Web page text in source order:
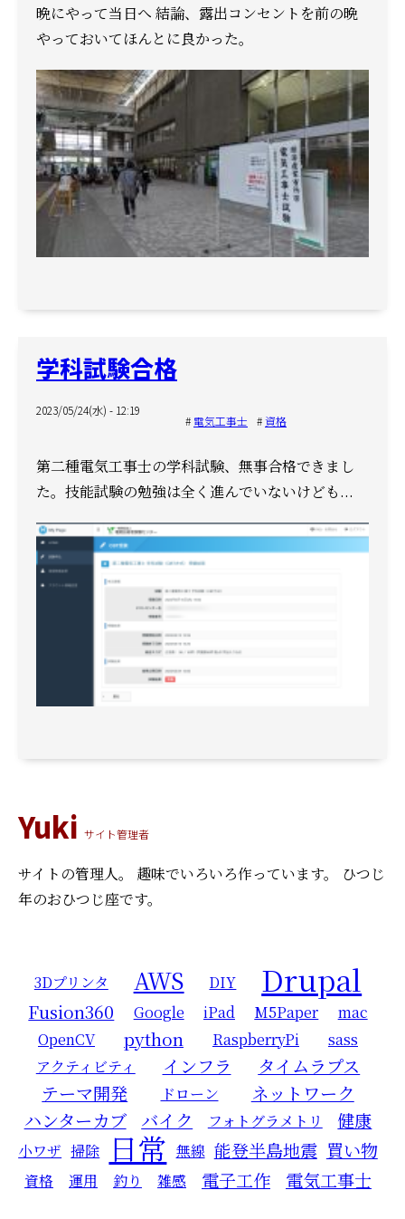
晩にやって当日へ 結論、露出コンセントを前の晩
やっておいてほんとに良かった。
学科試験合格
2023/05/24(水) - 12:19
電気工事士 資格
第二種電気工事士の学科試験、無事合格できまし
た。 技能試験の勉強は全く進んでいないけども...
Yuki サイト管理者
サイトの管理人。 趣味でいろいろ作っています。
ひつじ
年のおひつじ座です。
3Dプリンタ AWS DIY Drupal
Fusion360 Google iPad M5Paper
mac
OpenCV
python RaspberryPi
sass
アクティビティ
インフラ
タイムラプス
テーマ開発
ドローン
ネットワーク
ハンターカブ
バイク フォトグラメトリ 健康
小ワザ 掃除 日常 無線 能登半島地震 買い物
資格 運用 釣り 雑感 電子工作 電気工事士